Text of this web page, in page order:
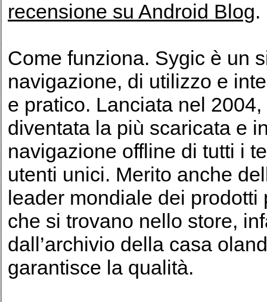
recensione su Android Blog.
Come funziona. Sygic è un
navigazione, di utilizzo e
e pratico. Lanciata nel
diventata la più scaricata e
navigazione offline di tutti i
utenti unici. Merito anche
leader mondiale dei
che si trovano nello store,
dall’archivio della casa
garantisce la qualità.